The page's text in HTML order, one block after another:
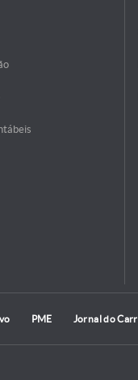
PME Jornal do